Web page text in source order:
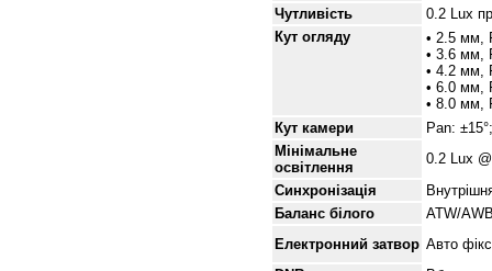
Чутливість
0.2 Lux
Кут огляду
• 2.5 мм,
• 3.6 мм,
• 4.2 мм,
• 6.0 мм,
• 8.0 мм,
Кут камери
Pan:
Мінімальне
освітлення
0.2 Lux
Синхронізація
Баланс білого
ATW/
Електронний затвор Авто